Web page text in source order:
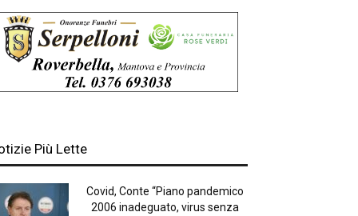
Più Lette
Covid, Conte “Piano pandemico
2006 inadeguato, virus senza